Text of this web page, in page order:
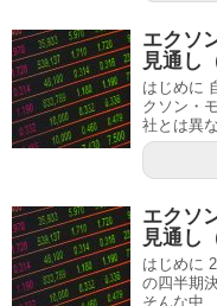
エクソ
見通し
はじめに
クソン・
社とは異
エクソ
見通し
はじめに
の四半期
そんな中